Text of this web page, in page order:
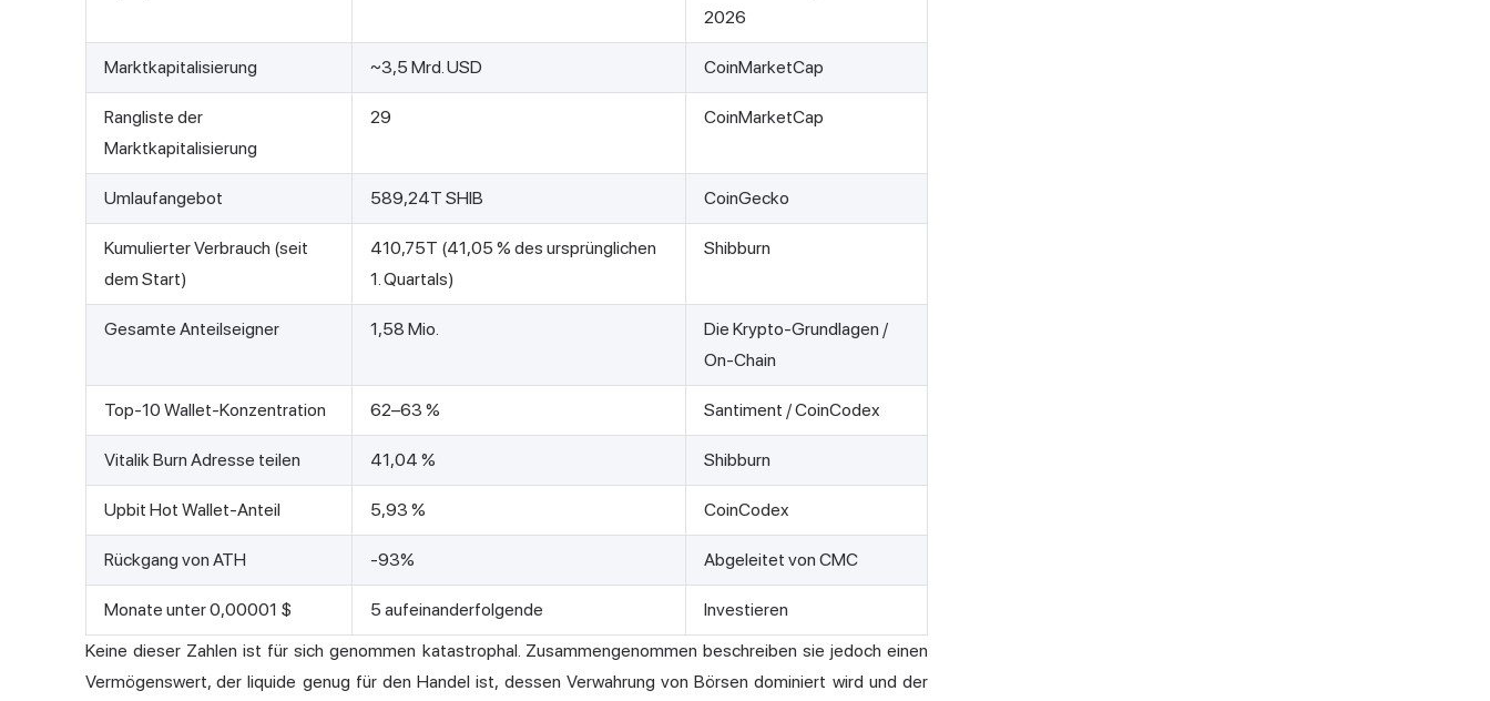
2026
Marktkapitalisierung ~3,5 Mrd. USD CoinMarketCap
Rangliste der
Marktkapitalisierung
29 CoinMarketCap
Umlaufangebot 589,24T SHIB CoinGecko
Kumulierter Verbrauch (seit
dem Start)
410,75T (41,05 % des ursprünglichen
1. Quartals)
Shibburn
Gesamte Anteilseigner 1,58 Mio.
Die Krypto-Grundlagen /
On-Chain
Top-10 Wallet-Konzentration 62–63 % Santiment / CoinCodex
Vitalik Burn Adresse teilen 41,04 % Shibburn
Upbit Hot Wallet-Anteil 5,93 % CoinCodex
Rückgang von ATH -93% Abgeleitet von CMC
Monate unter 0,00001 $ 5 aufeinanderfolgende
Investieren
Keine dieser Zahlen ist für sich genommen katastrophal. Zusammengenommen beschreiben sie jedoch einen
Vermögenswert, der liquide genug für den Handel ist, dessen Verwahrung von Börsen dominiert wird und der